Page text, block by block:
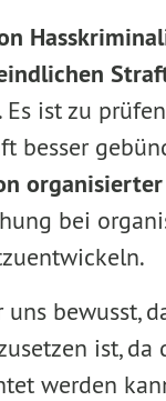
ist zu
besser
bei
bewusst,
ist, da
werden